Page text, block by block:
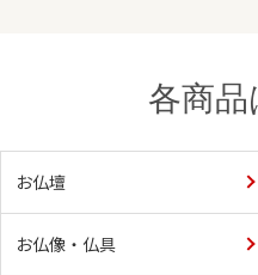
各商品
お仏壇
お仏像・仏具